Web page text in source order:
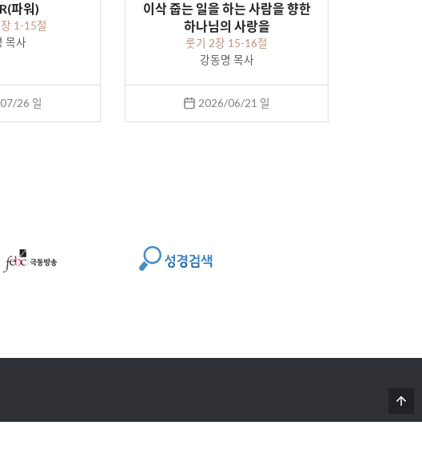
파워)
1-15절
목사
26 일
이삭 줍는 일을 하는 사람을 향한
하나님의 사랑을
룻기 2장 15-16절
강동명 목사
2026/06/21 일